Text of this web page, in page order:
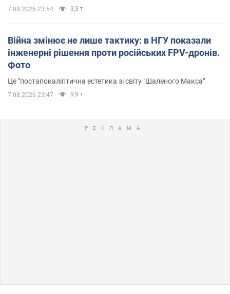
7.08.2026 23:54 3,3 т.
Війна змінює не лише тактику: в НГУ показали
інженерні рішення проти російських FPV-дронів.
Фото
Це "постапокаліптична естетика зі світу "Шаленого Макса"
7.08.2026 23:47 9,9 т.